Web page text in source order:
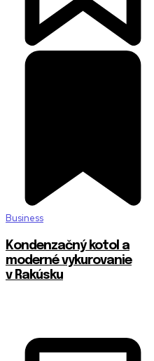
Business
Kondenzačný kotol a
moderné vykurovanie
v Rakúsku